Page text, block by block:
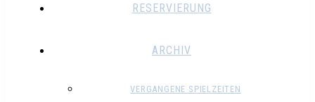
RESERVIERUNG
ARCHIV
VERGANGENE SPIELZEITEN